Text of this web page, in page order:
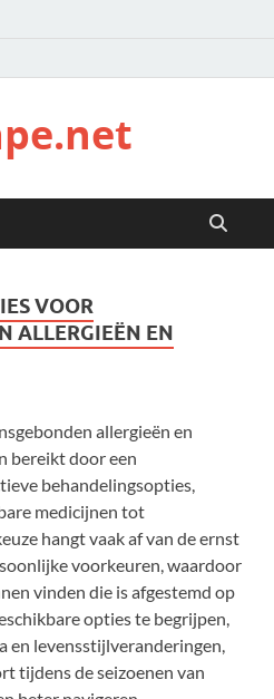
VOOR
ALLERGIEËN EN
allergieën en
bereikt door een
behandelingsopties,
medicijnen tot
hangt vaak af van de ernst
voorkeuren, waardoor
vinden die is afgestemd op
opties te begrijpen,
en levensstijlveranderingen,
tijdens de seizoenen van